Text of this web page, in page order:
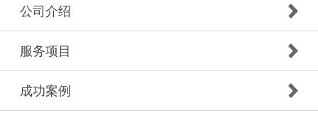
公司介绍
服务项目
成功案例